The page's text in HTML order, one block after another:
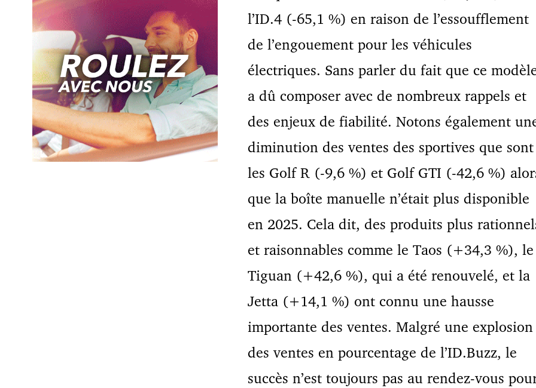
l’ID.4 (-65,1 %) en raison de l’essoufflement
de l’engouement pour les véhicules
électriques. Sans parler du fait que ce
a dû composer avec de nombreux rappels et
des enjeux de fiabilité. Notons également
diminution des ventes des sportives que sont
les Golf R (-9,6 %) et Golf GTI (-42,6 %)
que la boîte manuelle n’était plus disponible
en 2025. Cela dit, des produits plus
et raisonnables comme le Taos (+34,3 %), le
Tiguan (+42,6 %), qui a été renouvelé, et la
Jetta (+14,1 %) ont connu une hausse
importante des ventes. Malgré une explosion
des ventes en pourcentage de l’ID.Buzz, le
succès n’est toujours pas au rendez-vous